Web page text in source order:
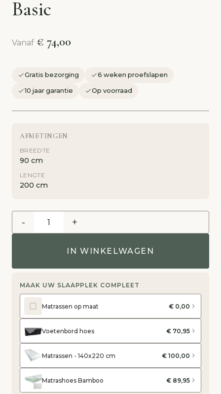
Basic
Vanaf € 74,00
Gratis bezorging 6 weken proefslapen
10 jaar garantie Op voorraad
AFMETINGEN
BREEDTE
90 cm
LENGTE
200 cm
- +
IN WINKELWAGEN
MAAK UW SLAAPPLEK COMPLEET
Matrassen op maat € 0,00
Voetenbord hoes € 70,95
Matrassen - 140x220 cm € 100,00
Matrashoes Bamboo € 89,95